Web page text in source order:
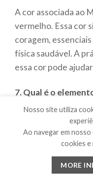
A cor associada ao
vermelho. Essa cor
coragem,
física saudável. A
essa cor pode
7. Qual é o
Chakra?
O elemento
terra. Este
estabilidade,
físico, ajudando a
Nosso site utiliza
Ao navegar em
cookies e
MORE